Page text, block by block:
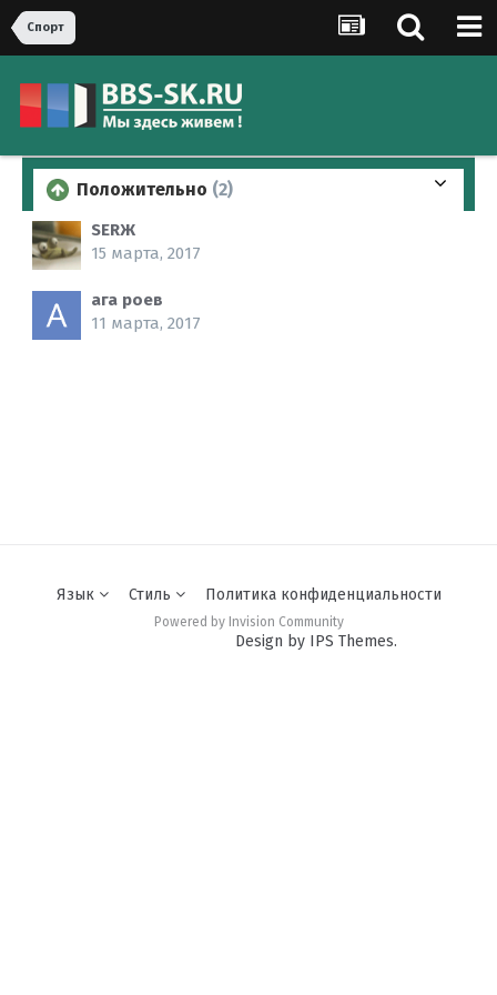
Спорт
Положительно (2)
SERЖ
15 марта, 2017
ага роев
11 марта, 2017
Язык Стиль Политика конфиденциальности
Powered by Invision Community
Design by IPS Themes.